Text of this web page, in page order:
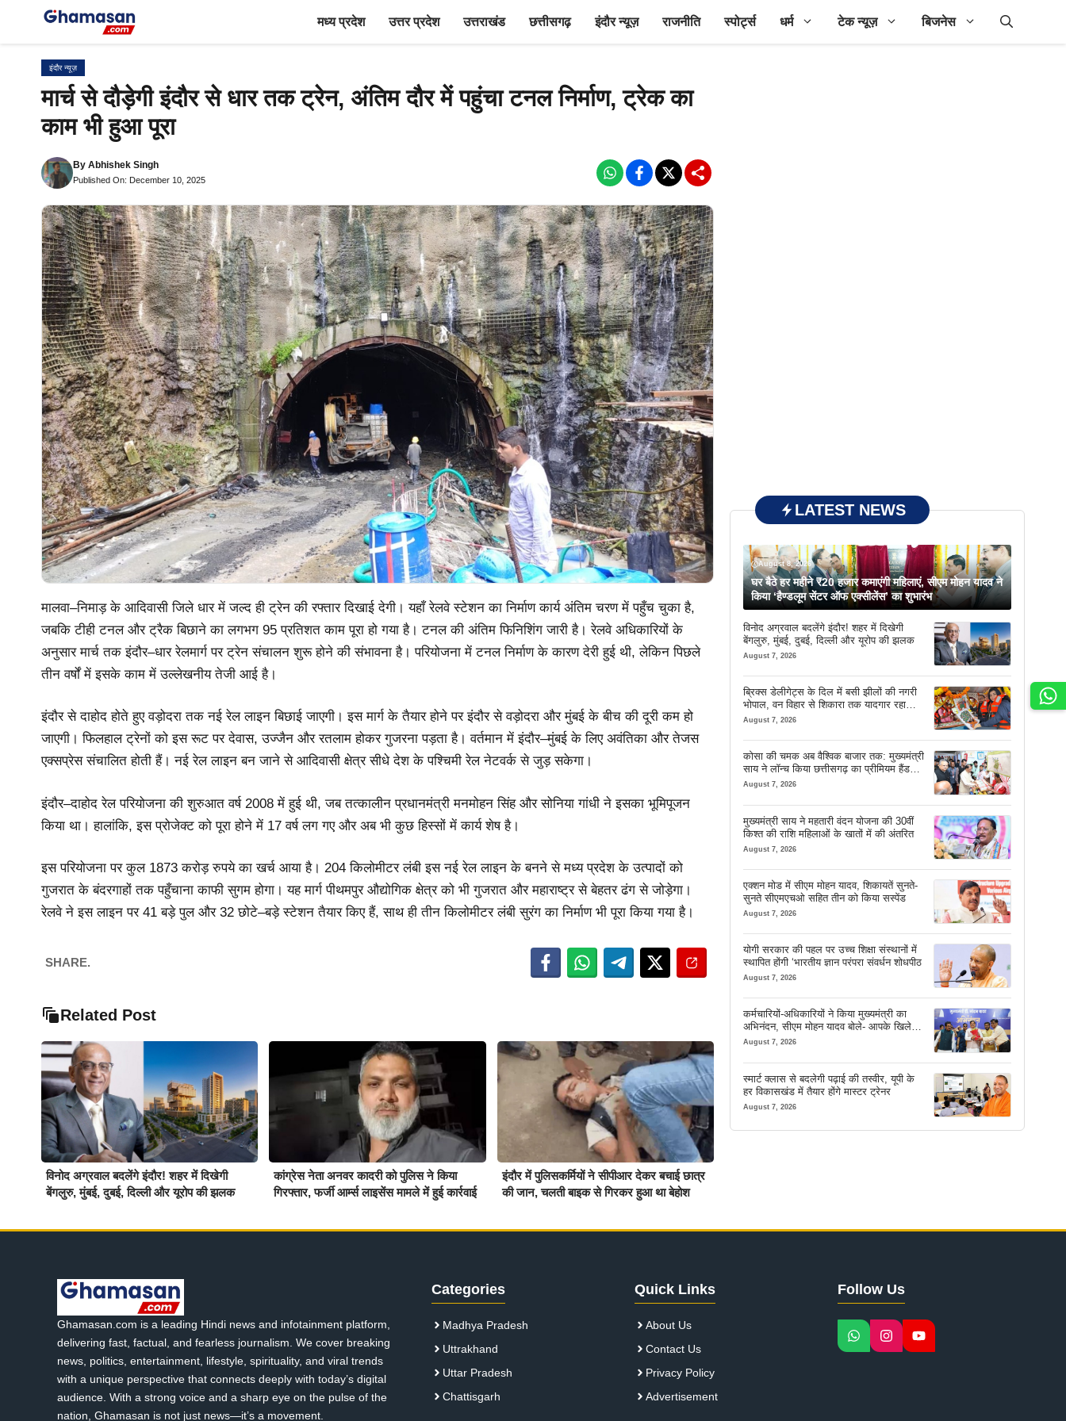
मध्य प्रदेश उत्तर प्रदेश उत्तराखंड छत्तीसगढ़ इंदौर न्यूज़ राजनीति स्पोर्ट्स धर्म टेक न्यूज़ बिजनेस
इंदौर न्यूज़
मार्च से दौड़ेगी इंदौर से धार तक ट्रेन, अंतिम दौर में पहुंचा टनल निर्माण, ट्रेक का
काम भी हुआ पूरा
By Abhishek Singh
Published On: December 10, 2025
मालवा–निमाड़ के आदिवासी जिले धार में जल्द ही ट्रेन की रफ्तार दिखाई देगी। यहाँ रेलवे स्टेशन का निर्माण कार्य अंतिम चरण में पहुँच चुका है,
जबकि टीही टनल और ट्रैक बिछाने का लगभग 95 प्रतिशत काम पूरा हो गया है। टनल की अंतिम फिनिशिंग जारी है। रेलवे अधिकारियों के
अनुसार मार्च तक इंदौर–धार रेलमार्ग पर ट्रेन संचालन शुरू होने की संभावना है। परियोजना में टनल निर्माण के कारण देरी हुई थी, लेकिन पिछले
तीन वर्षों में इसके काम में उल्लेखनीय तेजी आई है।
इंदौर से दाहोद होते हुए वड़ोदरा तक नई रेल लाइन बिछाई जाएगी। इस मार्ग के तैयार होने पर इंदौर से वड़ोदरा और मुंबई के बीच की दूरी कम हो
जाएगी। फिलहाल ट्रेनों को इस रूट पर देवास, उज्जैन और रतलाम होकर गुजरना पड़ता है। वर्तमान में इंदौर–मुंबई के लिए अवंतिका और तेजस
एक्सप्रेस संचालित होती हैं। नई रेल लाइन बन जाने से आदिवासी क्षेत्र सीधे देश के पश्चिमी रेल नेटवर्क से जुड़ सकेगा।
इंदौर–दाहोद रेल परियोजना की शुरुआत वर्ष 2008 में हुई थी, जब तत्कालीन प्रधानमंत्री मनमोहन सिंह और सोनिया गांधी ने इसका भूमिपूजन
किया था। हालांकि, इस प्रोजेक्ट को पूरा होने में 17 वर्ष लग गए और अब भी कुछ हिस्सों में कार्य शेष है।
इस परियोजना पर कुल 1873 करोड़ रुपये का खर्च आया है। 204 किलोमीटर लंबी इस नई रेल लाइन के बनने से मध्य प्रदेश के उत्पादों को
गुजरात के बंदरगाहों तक पहुँचाना काफी सुगम होगा। यह मार्ग पीथमपुर औद्योगिक क्षेत्र को भी गुजरात और महाराष्ट्र से बेहतर ढंग से जोड़ेगा।
रेलवे ने इस लाइन पर 41 बड़े पुल और 32 छोटे–बड़े स्टेशन तैयार किए हैं, साथ ही तीन किलोमीटर लंबी सुरंग का निर्माण भी पूरा किया गया है।
SHARE.
Related Post
विनोद अग्रवाल बदलेंगे इंदौर! शहर में दिखेगी
बेंगलुरु, मुंबई, दुबई, दिल्ली और यूरोप की झलक
कांग्रेस नेता अनवर कादरी को पुलिस ने किया
गिरफ्तार, फर्जी आर्म्स लाइसेंस मामले में हुई कार्रवाई
इंदौर में पुलिसकर्मियों ने सीपीआर देकर बचाई छात्र
की जान, चलती बाइक से गिरकर हुआ था बेहोश
LATEST NEWS
August 8, 2026
घर बैठे हर महीने ₹20 हजार कमाएंगी महिलाएं, सीएम मोहन यादव ने
किया ‘हैण्डलूम सेंटर ऑफ एक्सीलेंस’ का शुभारंभ
विनोद अग्रवाल बदलेंगे इंदौर! शहर में दिखेगी
बेंगलुरु, मुंबई, दुबई, दिल्ली और यूरोप की झलक
August 7, 2026
ब्रिक्स डेलीगेट्स के दिल में बसी झीलों की नगरी
भोपाल, वन विहार से शिकारा तक यादगार रहा
सफर
August 7, 2026
कोसा की चमक अब वैश्विक बाजार तक: मुख्यमंत्री
साय ने लॉन्च किया छत्तीसगढ़ का प्रीमियम हैंडलूम
ब्रांड ‘कोशल फैब’
August 7, 2026
मुख्यमंत्री साय ने महतारी वंदन योजना की 30वीं
किश्त की राशि महिलाओं के खातों में की अंतरित
August 7, 2026
एक्शन मोड में सीएम मोहन यादव, शिकायतें सुनते-
सुनते सीएमएचओ सहित तीन को किया सस्पेंड
August 7, 2026
योगी सरकार की पहल पर उच्च शिक्षा संस्थानों में
स्थापित होंगी ‘भारतीय ज्ञान परंपरा संवर्धन शोधपीठ
August 7, 2026
कर्मचारियों-अधिकारियों ने किया मुख्यमंत्री का
अभिनंदन, सीएम मोहन यादव बोले- आपके खिले
चेहरे देखकर आनंद आता है
August 7, 2026
स्मार्ट क्लास से बदलेगी पढ़ाई की तस्वीर, यूपी के
हर विकासखंड में तैयार होंगे मास्टर ट्रेनर
August 7, 2026
Ghamasan.com is a leading Hindi news and infotainment platform,
delivering fast, factual, and fearless journalism. We cover breaking
news, politics, entertainment, lifestyle, spirituality, and viral trends
with a unique perspective that connects deeply with today’s digital
audience. With a strong voice and a sharp eye on the pulse of the
nation, Ghamasan is not just news—it’s a movement.
Categories
Madhya Pradesh
Uttrakhand
Uttar Pradesh
Chattisgarh
Quick Links
About Us
Contact Us
Privacy Policy
Advertisement
Follow Us